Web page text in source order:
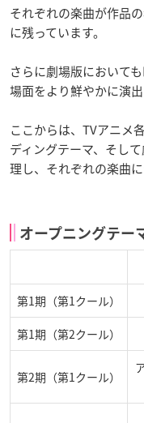
それぞれの楽曲が作品
に残っています。
さらに劇場版において
場面をより鮮やかに演出
ここからは、TVアニメ
ディングテーマ、そし
理し、それぞれの楽曲
オープニングテー
第1期（第1クール）
第1期（第2クール）
第2期（第1クール）